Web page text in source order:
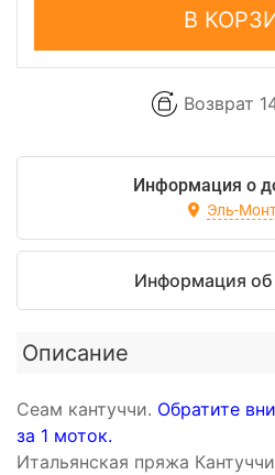
В
Возврат
Информация о
Эль-
Информация об
Описание
Сеам кантуччи. Обратите
за 1 моток.
Итальянская пряжа